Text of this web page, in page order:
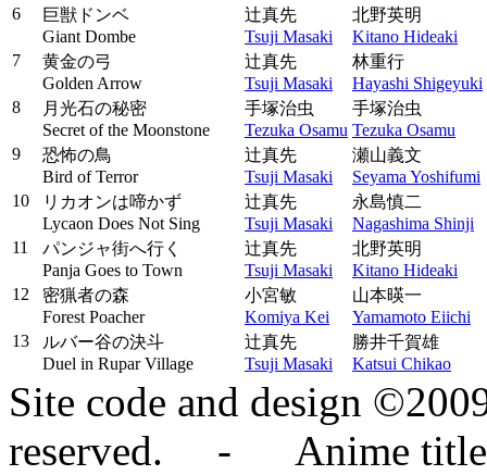
6
巨獣ドンベ
Giant Dombe
辻真先
Tsuji Masaki
北野英明
Kitano Hideaki
7
黄金の弓
Golden Arrow
辻真先
Tsuji Masaki
林重行
Hayashi Shigeyuki
8
月光石の秘密
Secret of the Moonstone
手塚治虫
Tezuka Osamu
手塚治虫
Tezuka Osamu
9
恐怖の鳥
Bird of Terror
辻真先
Tsuji Masaki
瀬山義文
Seyama Yoshifumi
10
リカオンは啼かず
Lycaon Does Not Sing
辻真先
Tsuji Masaki
永島慎二
Nagashima Shinji
11
パンジャ街へ行く
Panja Goes to Town
辻真先
Tsuji Masaki
北野英明
Kitano Hideaki
12
密猟者の森
Forest Poacher
小宮敏
Komiya Kei
山本暎一
Yamamoto Eiichi
13
ルバー谷の決斗
Duel in Rupar Village
辻真先
Tsuji Masaki
勝井千賀雄
Katsui Chikao
Site code and design
reserved. - Anime titles,